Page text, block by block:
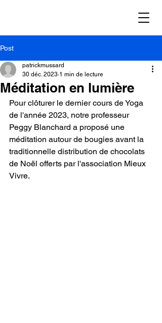
Post
Méditation en lumière
patrickmussard
30 déc. 2023 1 min de lecture
Pour clôturer le dernier cours de Yoga
de l'année 2023, notre professeur
Peggy Blanchard a proposé une
méditation autour de bougies avant la
traditionnelle distribution de chocolats
de Noël offerts par l'association Mieux
Vivre.